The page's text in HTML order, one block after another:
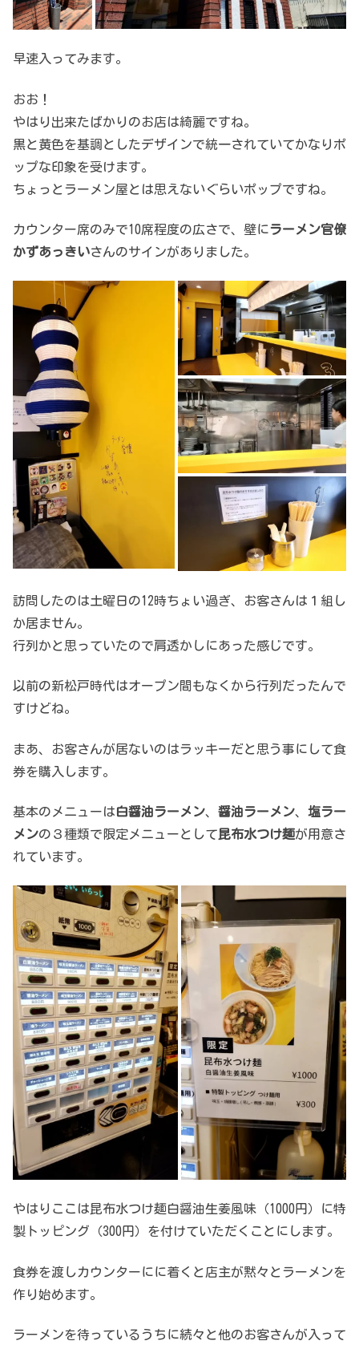
早速入ってみます。
おお！
やはり出来たばかりのお店は綺麗ですね。
黒と黄色を基調としたデザインで統一されていてかなりポ
ップな印象を受けます。
ちょっとラーメン屋とは思えないぐらいポップですね。
カウンター席のみで10席程度の広さで、壁にラーメン官僚
かずあっきいさんのサインがありました。
訪問したのは土曜日の12時ちょい過ぎ、お客さんは１組し
か居ません。
行列かと思っていたので肩透かしにあった感じです。
以前の新松戸時代はオープン間もなくから行列だったんで
すけどね。
まあ、お客さんが居ないのはラッキーだと思う事にして食
券を購入します。
基本のメニューは白醤油ラーメン、 醤油ラーメン、 塩ラー
メンの３種類で限定メニューとして昆布水つけ麺が用意さ
れています。
やはりここは昆布水つけ麺白醤油生姜風味（1000円）に特
製トッピング（300円）を付けていただくことにします。
食券を渡しカウンターにに着くと店主が黙々とラーメンを
作り始めます。
ラーメンを待っているうちに続々と他のお客さんが入って